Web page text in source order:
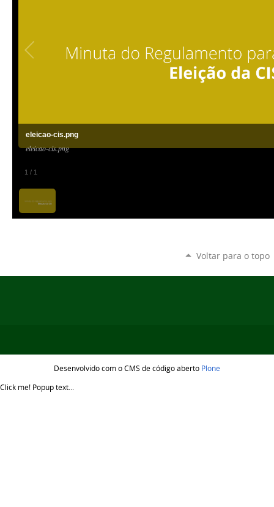
1 / 1
eleicao-cis.png
eleicao-cis.png
Voltar para o topo
Desenvolvido com o CMS de código aberto Plone
Click me! Popup text...